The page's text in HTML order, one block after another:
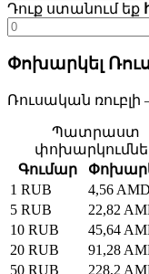
Դուք ստանում եք
Փոխարկել
Ռուսական
Պատրաստ
Գումար
1 RUB
4,56 AMD
5 RUB
22,82
10 RUB
45,64
20 RUB
91,28
50 RUB
228,2